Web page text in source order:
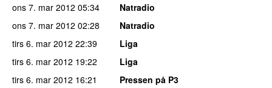
ons 7. mar 2012 05:34
Natradio
ons 7. mar 2012 02:28
Natradio
tirs 6. mar 2012 22:39
Liga
tirs 6. mar 2012 19:22
Liga
tirs 6. mar 2012 16:21
Pressen på P3